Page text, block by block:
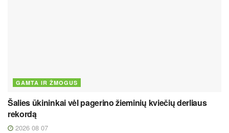
GAMTA IR ŽMOGUS
Šalies ūkininkai vėl pagerino žieminių kviečių derliaus
rekordą
2026 08 07